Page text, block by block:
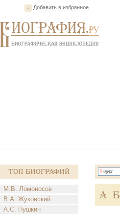
Добавить в избранное
Топ Биографий
М.В. Ломоносов
В.А. Жуковский
А.С. Пушкин
А Б